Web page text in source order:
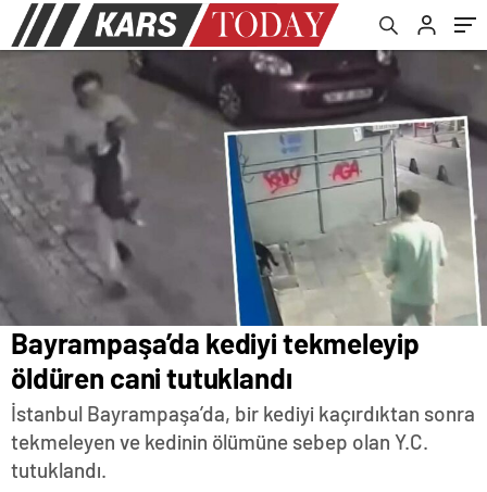
Bayrampaşa’da kediyi tekmeleyip
öldüren cani tutuklandı
İstanbul Bayrampaşa’da, bir kediyi kaçırdıktan sonra
tekmeleyen ve kedinin ölümüne sebep olan Y.C.
tutuklandı.